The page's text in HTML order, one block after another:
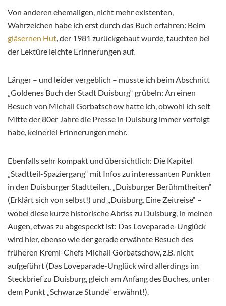
Von anderen ehemaligen, nicht mehr existenten,
Wahrzeichen habe ich erst durch das Buch erfahren: Beim
gläsernen Hut, der 1981 zurückgebaut wurde, tauchten bei
der Lektüre leichte Erinnerungen auf.
Länger – und leider vergeblich – musste ich beim Abschnitt
„Goldenes Buch der Stadt Duisburg“ grübeln: An einen
Besuch von Michail Gorbatschow hatte ich, obwohl ich seit
Mitte der 80er Jahre die Presse in Duisburg immer verfolgt
habe, keinerlei Erinnerungen mehr.
Ebenfalls sehr kompakt und übersichtlich: Die Kapitel
„Stadtteil-Spaziergang“ mit Infos zu interessanten Punkten
in den Duisburger Stadtteilen, „Duisburger Berühmtheiten“
(Erklärt sich von selbst!) und „Duisburg. Eine Zeitreise“ –
wobei diese kurze historische Abriss zu Duisburg, in meinen
Augen, etwas zu abgespeckt ist: Das Loveparade-Unglück
wird hier, ebenso wie der gerade erwähnte Besuch des
früheren Kreml-Chefs Michail Gorbatschow, z.B. nicht
aufgeführt (Das Loveparade-Unglück wird allerdings im
Steckbrief zu Duisburg, gleich am Anfang des Buches, unter
dem Punkt „Schwarze Stunde“ erwähnt!).